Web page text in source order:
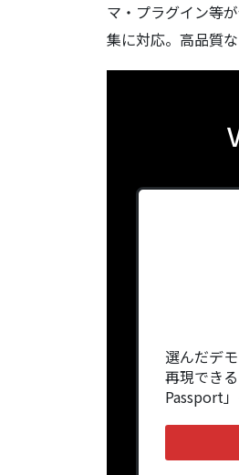
マ・プラグイン等
集に対応。高品質
選んだデ
再現でき
Passport